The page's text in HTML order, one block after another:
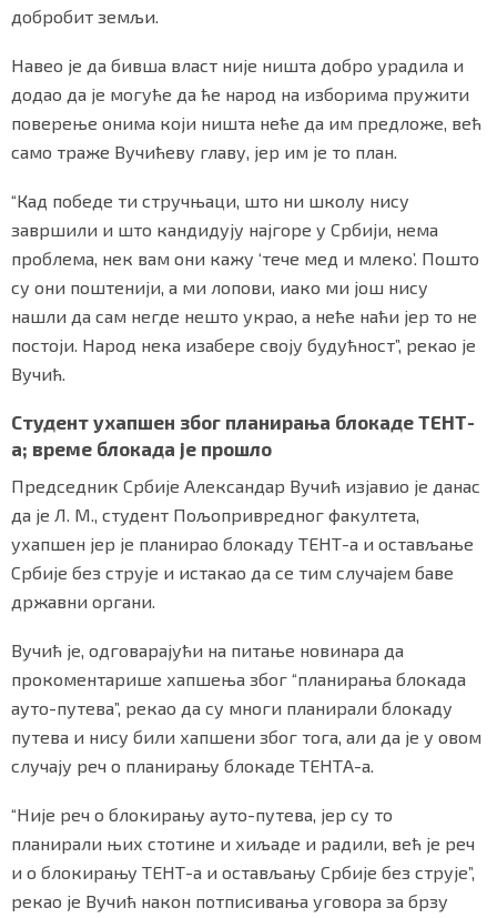
добробит земљи.
Навео је да бивша власт није ништа добро урадила и
додао да је могуће да ће народ на изборима пружити
поверење онима који ништа неће да им предложе, већ
само траже Вучићеву главу, јер им је то план.
“Кад победе ти стручњаци, што ни школу нису
завршили и што кандидују најгоре у Србији, нема
проблема, нек вам они кажу ‘тече мед и млеко’. Пошто
су они поштенији, а ми лопови, иако ми још нису
нашли да сам негде нешто украо, а неће наћи јер то не
постоји. Народ нека изабере своју будућност”, рекао је
Вучић.
Студент ухапшен због планирања блокаде ТЕНТ-
а; време блокада је прошло
Председник Србије Александар Вучић изјавио је данас
да је Л. М., студент Пољопривредног факултета,
ухапшен јер је планирао блокаду ТЕНТ-а и остављање
Србије без струје и истакао да се тим случајем баве
државни органи.
Вучић је, одговарајући на питање новинара да
прокоментарише хапшења због “планирања блокада
ауто-путева”, рекао да су многи планирали блокаду
путева и нису били хапшени због тога, али да је у овом
случају реч о планирању блокаде ТЕНТА-а.
“Није реч о блокирању ауто-путева, јер су то
планирали њих стотине и хиљаде и радили, већ је реч
и о блокирању ТЕНТ-а и остављању Србије без струје”,
рекао је Вучић након потписивања уговора за брзу